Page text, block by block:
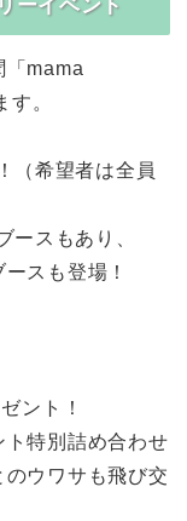
ーイベント
「mama
。
（希望者は全員
スもあり、
スも登場！
ント！
特別詰め合わせ
ウワサも飛び交